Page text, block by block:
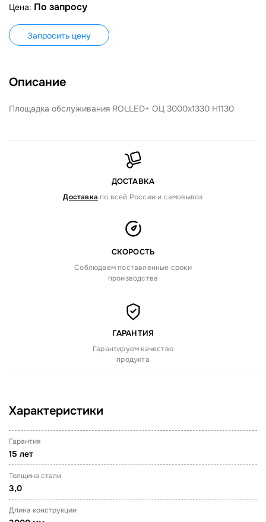
Цена: По запросу
Запросить цену
Описание
Площадка обслуживания ROLLED+ ОЦ 3000х1330 Н1130
ДОСТАВКА
Доставка по всей России и самовывоз
СКОРОСТЬ
Соблюдаем поставленные сроки
производства
ГАРАНТИЯ
Гарантируем качество
продукта
Характеристики
Гарантия
15 лет
Толщина стали
3,0
Длина конструкции